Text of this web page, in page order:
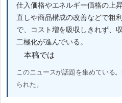
仕入価格やエネルギー価格の上
直しや商品構成の改善などで粗
で、コスト増を吸収しきれず、
二極化が進んでいる。
本稿では
このニュースが話題を集めている
られた。